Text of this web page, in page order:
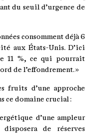
du seuil d’urgence de
consomment déjà 6
aux États-Unis. D’ici
11 %, ce qui pourrait
de l’effondrement. »
fruits d’une approche
ce domaine crucial :
d’une ampleur
de réserves